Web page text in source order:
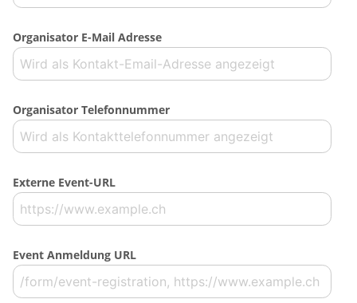
Organisator E-Mail Adresse
Organisator Telefonnummer
Externe Event-URL
Event Anmeldung URL